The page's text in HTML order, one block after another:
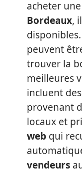
acheter une
Bordeaux,
peuvent
trouver la
meilleures
incluent
provenant
locaux et
web qui
vendeurs